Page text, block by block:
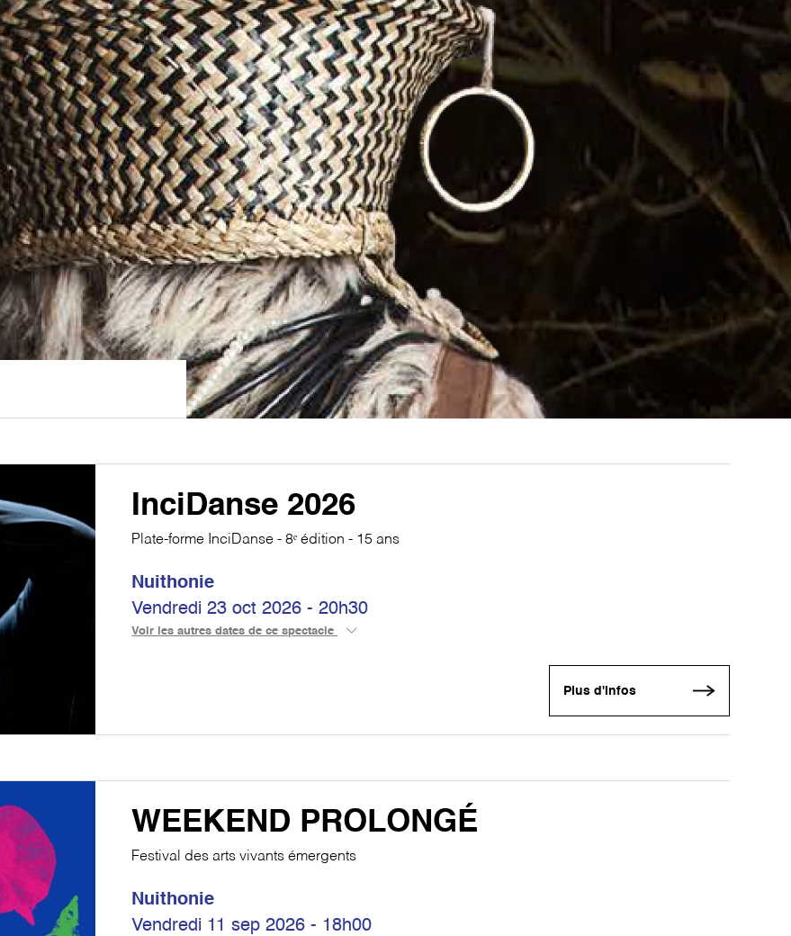
InciDanse 2026
Plate-forme InciDanse - 8ᵉ édition - 15 ans
Nuithonie
Vendredi 23 oct 2026 - 20h30
Voir les autres dates de ce spectacle
Plus d'infos
WEEKEND PROLONGÉ
Festival des arts vivants émergents
Nuithonie
Vendredi 11 sep 2026 - 18h00